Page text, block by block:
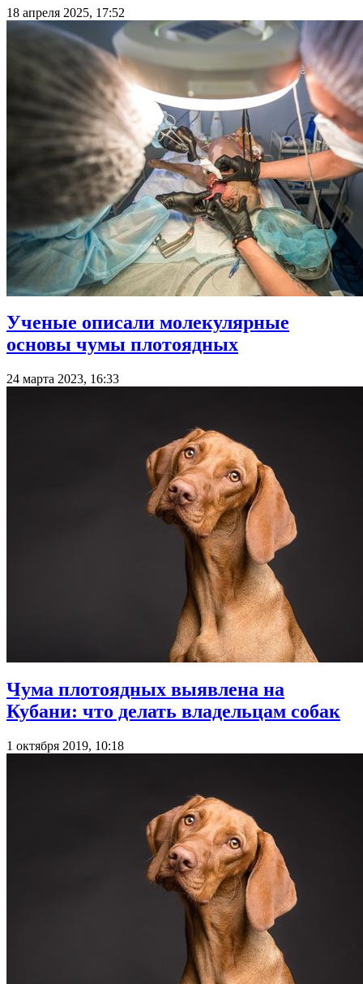
18 апреля 2025, 17:52
Ученые описали молекулярные
основы чумы плотоядных
24 марта 2023, 16:33
Чума плотоядных выявлена на
Кубани: что делать владельцам собак
1 октября 2019, 10:18